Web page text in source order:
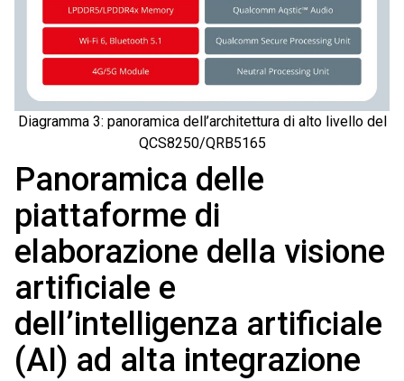
Diagramma 3: panoramica dell’architettura di alto livello del
QCS8250/QRB5165
Panoramica delle
piattaforme di
elaborazione della visione
artificiale e
dell’intelligenza artificiale
(AI) ad alta integrazione